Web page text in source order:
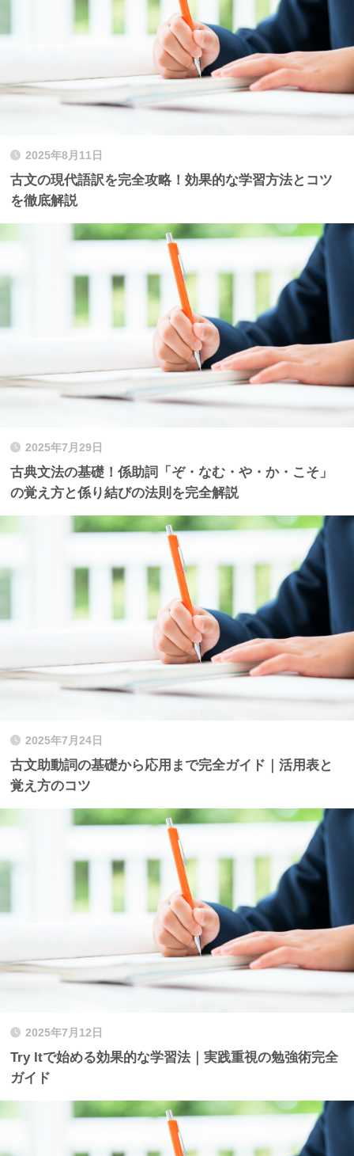
2025年8月11日
古文の現代語訳を完全攻略！効果的な学習方法とコツ
を徹底解説
2025年7月29日
古典文法の基礎！係助詞「ぞ・なむ・や・か・こそ」
の覚え方と係り結びの法則を完全解説
2025年7月24日
古文助動詞の基礎から応用まで完全ガイド｜活用表と
覚え方のコツ
2025年7月12日
Try Itで始める効果的な学習法｜実践重視の勉強術完全
ガイド